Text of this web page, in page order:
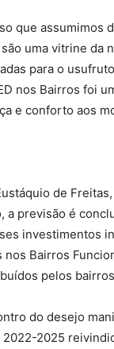
que assumimos
uma vitrine da
para o
nos Bairros foi
e conforto aos
de
a previsão é
investimentos
Bairros
pelos
do desejo
2025